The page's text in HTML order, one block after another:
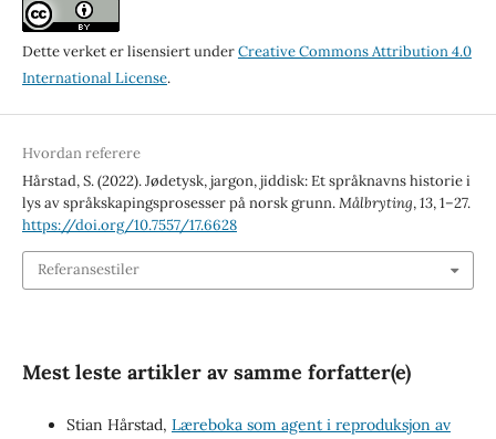
Dette verket er lisensiert underCreative Commons Attribution 4.0
International License.
Hvordan referere
Hårstad, S. (2022). Jødetysk, jargon, jiddisk: Et språknavns historie i
lys av språkskapingsprosesser på norsk grunn.Målbryting,13, 1–27.
https://doi.org/10.7557/17.6628
Referansestiler
Mest leste artikler av samme forfatter(e)
Stian Hårstad, Læreboka som agent i reproduksjon av